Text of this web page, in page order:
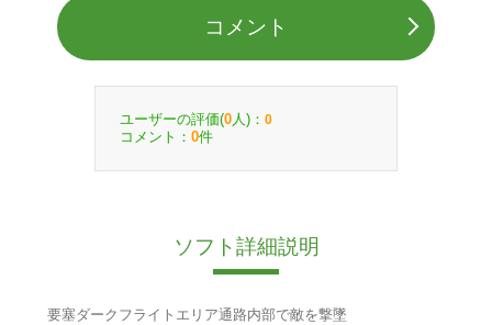
コメント
ユーザーの評価(0 人)： 0
コメント： 0件
ソフト詳細説明
要塞ダークフライトエリア通路内部で敵を撃墜